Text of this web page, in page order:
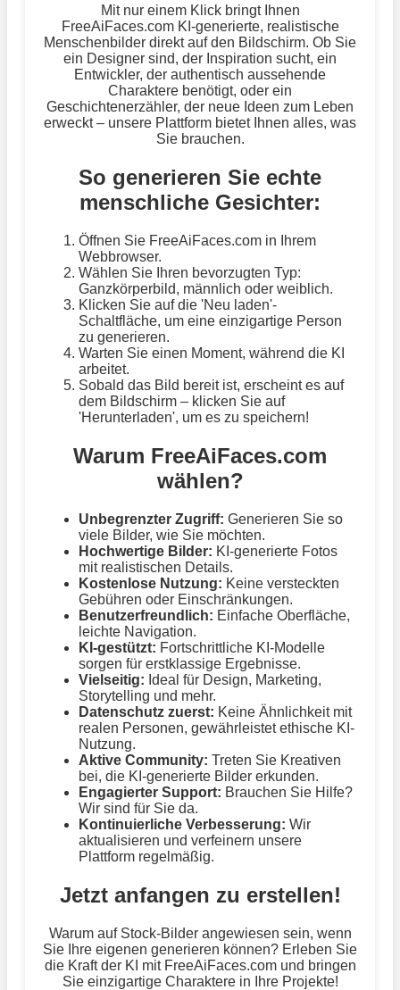
Mit nur einem Klick bringt Ihnen
FreeAiFaces.com KI-generierte, realistische
Menschenbilder direkt auf den Bildschirm. Ob Sie
ein Designer sind, der Inspiration sucht, ein
Entwickler, der authentisch aussehende
Charaktere benötigt, oder ein
Geschichtenerzähler, der neue Ideen zum Leben
erweckt – unsere Plattform bietet Ihnen alles, was
Sie brauchen.
So generieren Sie echte
menschliche Gesichter:
Öffnen Sie FreeAiFaces.com in Ihrem
Webbrowser.
Wählen Sie Ihren bevorzugten Typ:
Ganzkörperbild, männlich oder weiblich.
Klicken Sie auf die 'Neu laden'-
Schaltfläche, um eine einzigartige Person
zu generieren.
Warten Sie einen Moment, während die KI
arbeitet.
Sobald das Bild bereit ist, erscheint es auf
dem Bildschirm – klicken Sie auf
'Herunterladen', um es zu speichern!
Warum FreeAiFaces.com
wählen?
Unbegrenzter Zugriff: Generieren Sie so
viele Bilder, wie Sie möchten.
Hochwertige Bilder: KI-generierte Fotos
mit realistischen Details.
Kostenlose Nutzung: Keine versteckten
Gebühren oder Einschränkungen.
Benutzerfreundlich: Einfache Oberfläche,
leichte Navigation.
KI-gestützt: Fortschrittliche KI-Modelle
sorgen für erstklassige Ergebnisse.
Vielseitig: Ideal für Design, Marketing,
Storytelling und mehr.
Datenschutz zuerst: Keine Ähnlichkeit mit
realen Personen, gewährleistet ethische KI-
Nutzung.
Aktive Community: Treten Sie Kreativen
bei, die KI-generierte Bilder erkunden.
Engagierter Support: Brauchen Sie Hilfe?
Wir sind für Sie da.
Kontinuierliche Verbesserung: Wir
aktualisieren und verfeinern unsere
Plattform regelmäßig.
Jetzt anfangen zu erstellen!
Warum auf Stock-Bilder angewiesen sein, wenn
Sie Ihre eigenen generieren können? Erleben Sie
die Kraft der KI mit FreeAiFaces.com und bringen
Sie einzigartige Charaktere in Ihre Projekte!